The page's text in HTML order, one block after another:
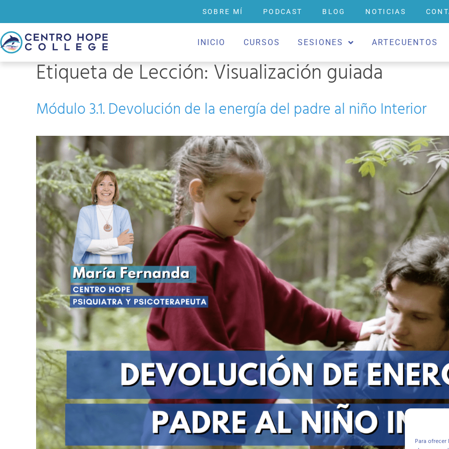
Para
SOBRE MÍ PODCAST BLOG NOTICIAS
INICIO CURSOS SESIONES ARTECUENTOS
Etiqueta de Lección:Visualización guiada
Módulo 3.1. Devolución de la energía del padre al niño Interior